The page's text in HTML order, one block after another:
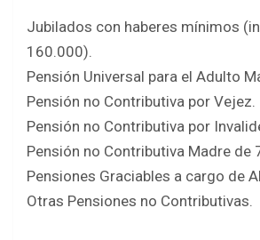
Jubilados con haberes mínimos
160.000).
Pensión Universal para el Adulto
Pensión no Contributiva por Vejez.
Pensión no Contributiva por
Pensión no Contributiva Madre de
Pensiones Graciables a cargo de
Otras Pensiones no Contributivas.